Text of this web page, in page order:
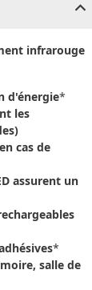
infrarouge
d'énergie*
les
cas de
assurent un
*
salle de